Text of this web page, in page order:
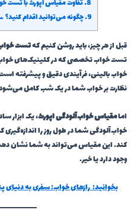
8. تفاوت مقیاس اپورث با تست
9. چگونه می‌توانید اقدام کنید؟
قبل از هر چیز، باید روشن کنیم کهتست خواب
تست خواب تخصصی که در کلینیک‌های
خواب بالینی، فرآیندی دقیق و پیشرفته
نظارت بر خواب شما در یک شب کامل
امامقیاس خواب‌آلودگی اپورث، یک ابزار
خواب‌آلودگی شما در طول روز را اندازه‌گیری
کند. این مقیاس می‌تواند به شما نشان
وجود دارد یا خیر.
بخوانید:رازهای خواب: سفری به دنیای